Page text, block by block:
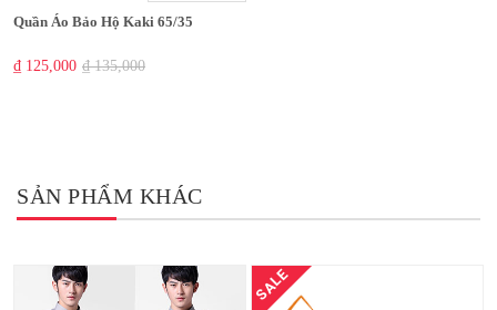
Quần Áo Bảo Hộ Kaki 65/35
₫ 125,000 ₫ 135,000
SẢN PHẨM KHÁC
SALE